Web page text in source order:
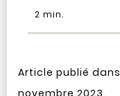
2 min.
Article publié dans
novembre 2023.